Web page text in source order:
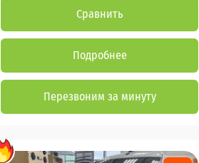
Сравнить
Подробнее
Перезвоним за минуту